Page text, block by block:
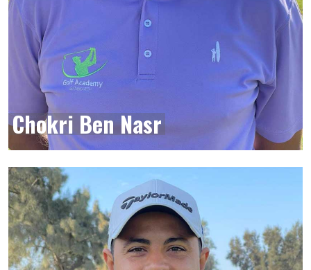
Chokri Ben Nasr